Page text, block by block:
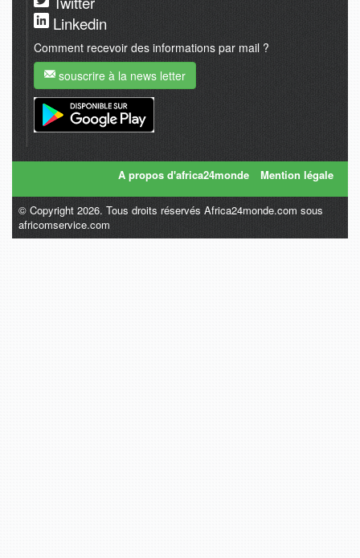
Linkedin
Comment recevoir des informations par mail ?
souscrire à la news letter
A propos d'africa24monde Mention légale
© Copyright 2026. Tous droits réservés Africa24monde.com sous
africomservice.com